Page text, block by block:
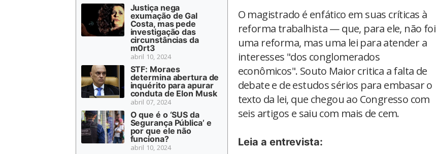
Justiça nega
exumação de Gal
Costa, mas pede
investigação das
circunstâncias da
m0rt3
abril 10, 2024
STF: Moraes
determina abertura de
inquérito para apurar
conduta de Elon Musk
abril 07, 2024
O que é o ‘SUS da
Segurança Pública’ e
por que ele não
funciona?
abril 10, 2024
O magistrado é enfático em suas críticas à
reforma trabalhista — que, para ele, não foi
uma reforma, mas uma lei para atender a
interesses "dos conglomerados
econômicos". Souto Maior critica a falta de
debate e de estudos sérios para embasar o
texto da lei, que chegou ao Congresso com
seis artigos e saiu com mais de cem.
Leia a entrevista: